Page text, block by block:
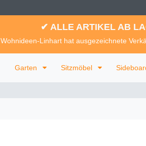
✔ ALLE ARTIKEL AB
Wohnideen-Linhart hat ausgezeichnete
Garten Sitzmöbel